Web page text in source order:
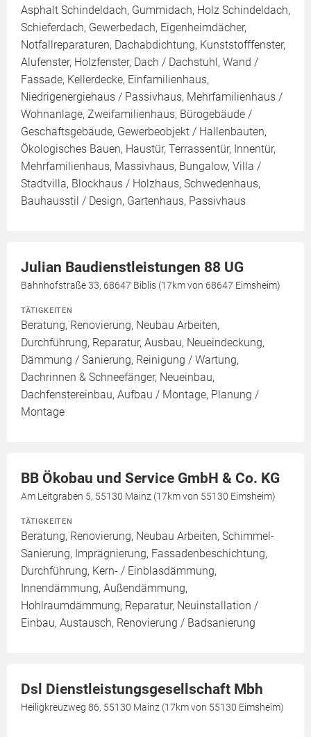
Asphalt Schindeldach, Gummidach, Holz Schindeldach,
Schieferdach, Gewerbedach, Eigenheimdächer,
Notfallreparaturen, Dachabdichtung, Kunststofffenster,
Alufenster, Holzfenster, Dach / Dachstuhl, Wand /
Fassade, Kellerdecke, Einfamilienhaus,
Niedrigenergiehaus / Passivhaus, Mehrfamilienhaus /
Wohnanlage, Zweifamilienhaus, Bürogebäude /
Geschäftsgebäude, Gewerbeobjekt / Hallenbauten,
Ökologisches Bauen, Haustür, Terrassentür, Innentür,
Mehrfamilienhaus, Massivhaus, Bungalow, Villa /
Stadtvilla, Blockhaus / Holzhaus, Schwedenhaus,
Bauhausstil / Design, Gartenhaus, Passivhaus
Julian Baudienstleistungen 88 UG
Bahnhofstraße 33, 68647 Biblis (17km von 68647 Eimsheim)
TÄTIGKEITEN
Beratung, Renovierung, Neubau Arbeiten,
Durchführung, Reparatur, Ausbau, Neueindeckung,
Dämmung / Sanierung, Reinigung / Wartung,
Dachrinnen & Schneefänger, Neueinbau,
Dachfenstereinbau, Aufbau / Montage, Planung /
Montage
BB Ökobau und Service GmbH & Co. KG
Am Leitgraben 5, 55130 Mainz (17km von 55130 Eimsheim)
TÄTIGKEITEN
Beratung, Renovierung, Neubau Arbeiten, Schimmel-
Sanierung, Imprägnierung, Fassadenbeschichtung,
Durchführung, Kern- / Einblasdämmung,
Innendämmung, Außendämmung,
Hohlraumdämmung, Reparatur, Neuinstallation /
Einbau, Austausch, Renovierung / Badsanierung
Dsl Dienstleistungsgesellschaft Mbh
Heiligkreuzweg 86, 55130 Mainz (17km von 55130 Eimsheim)